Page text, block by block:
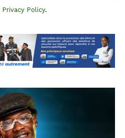
Privacy Policy.